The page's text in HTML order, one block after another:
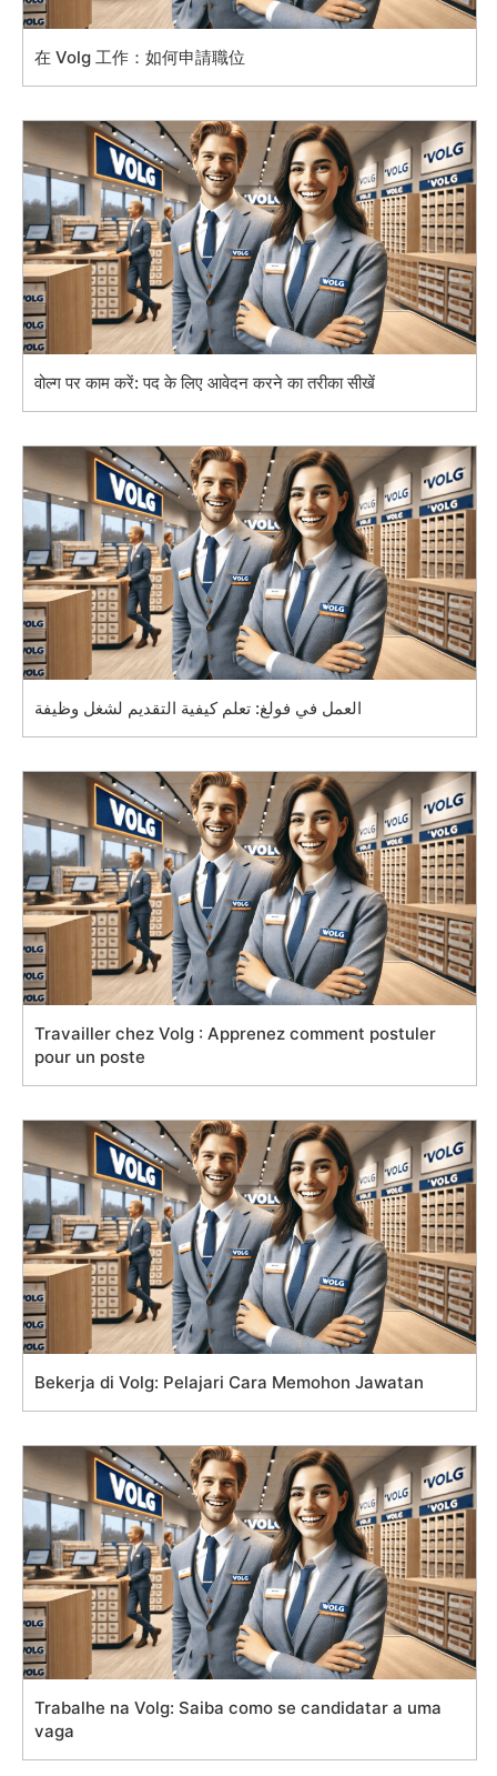
在 Volg 工作：如何申請職位
वोल्ग पर काम करें: पद के लिए आवेदन करने का तरीका सीखें
العمل في فولغ: تعلم كيفية التقديم لشغل وظيفة
Travailler chez Volg : Apprenez comment postuler
pour un poste
Bekerja di Volg: Pelajari Cara Memohon Jawatan
Trabalhe na Volg: Saiba como se candidatar a uma
vaga